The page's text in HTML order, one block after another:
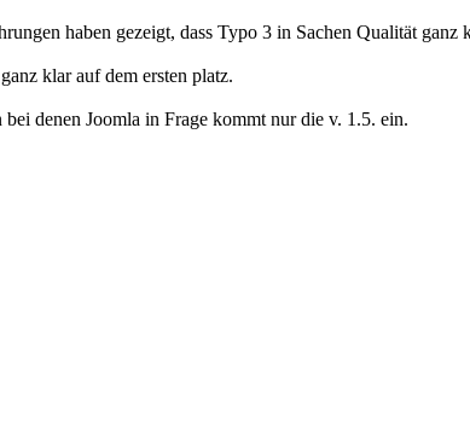
haben gezeigt, dass Typo 3 in Sachen Qualität
klar auf dem ersten platz.
denen Joomla in Frage kommt nur die v. 1.5. ein.